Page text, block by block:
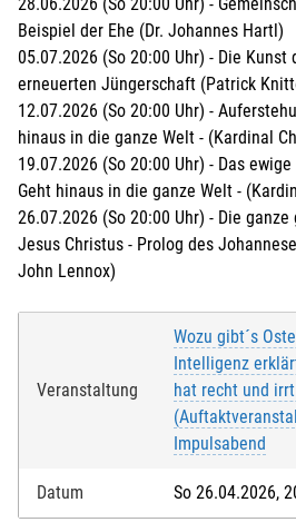
Beispiel der Ehe (Dr. Johannes Hartl)
05.07.2026 (So 20:00 Uhr) - Die Kunst
erneuerten Jüngerschaft (Patrick
12.07.2026 (So 20:00 Uhr) -
hinaus in die ganze Welt - (Kardinal
19.07.2026 (So 20:00 Uhr) - Das
Geht hinaus in die ganze Welt -
26.07.2026 (So 20:00 Uhr) - Die
Jesus Christus - Prolog des
John Lennox)
Veranstaltung
Wozu gibt´s
Intelligenz
hat recht und
Impulsabend
Datum So 26.04.2026,